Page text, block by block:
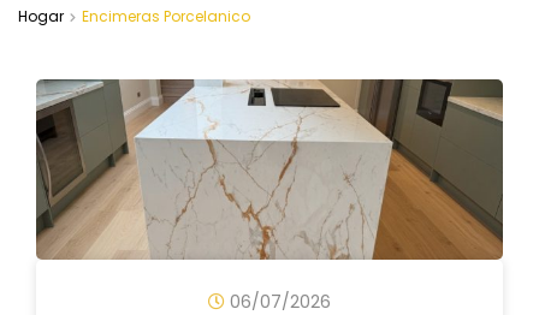
Hogar Encimeras Porcelanico
06/07/2026